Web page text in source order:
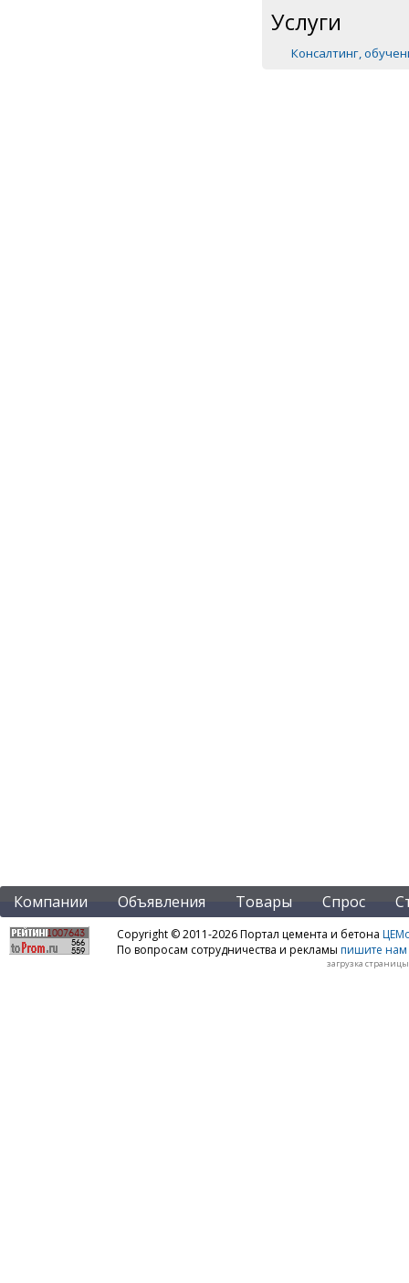
Услуги
Консалтинг,
Компании Объявления Товары Спрос
Copyright © 2011-2026 Портал цемента и бетона
По вопросам сотрудничества и рекламы пишите нам
загрузка